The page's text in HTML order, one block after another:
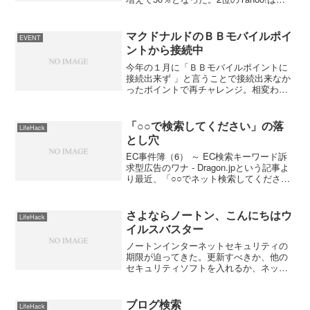
Yahoo! JAPANが検...
EVENT
マクドナルドのＢＢモバイルポイ
ントから接続中
今年の１月に「ＢＢモバイルポイントに
接続出来ず 」と言うことで接続出来なか
ったポイントで再チャレンジ。相変わら
ると何と繋がった。どうやらログインす
るまでにかなり時間が掛...
LifeHack
「○○で検索してください」の落
とし穴
EC事件簿（6） ～ EC検索キーワード訴
求型広告のワナ - Dragon.jpという記事よ
り最近、「○○でネット検索してくださ
これらの広告の普及から、説明媒体とし
ての...
LifeHack
さよならノートン、こんにちはウ
イルスバスター
ノートンインターネットセキュリティの
期限が迫ってきた。更新すべきか、他の
セキュリティソフトを入れるか、ネット
重さには辟易していたので気分転換にウ
LifeHack ブログ検索